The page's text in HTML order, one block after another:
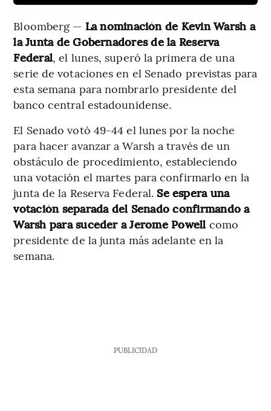
Bloomberg — La nominación de Kevin Warsh a
la Junta de Gobernadores de la Reserva
Federal, el lunes, superó la primera de una
serie de votaciones en el Senado previstas para
esta semana para nombrarlo presidente del
banco central estadounidense.
El Senado votó 49-44 el lunes por la noche
para hacer avanzar a Warsh a través de un
obstáculo de procedimiento, estableciendo
una votación el martes para confirmarlo en la
junta de la Reserva Federal. Se espera una
votación separada del Senado confirmando a
Warsh para suceder a Jerome Powell como
presidente de la junta más adelante en la
semana.
PUBLICIDAD